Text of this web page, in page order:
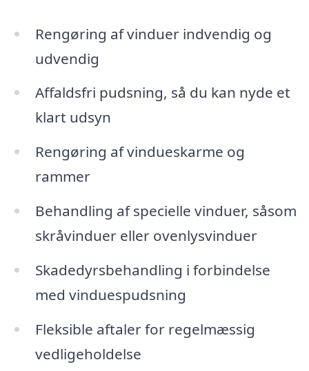
Rengøring af vinduer indvendig og
udvendig
Affaldsfri pudsning, så du kan nyde et
klart udsyn
Rengøring af vindueskarme og
rammer
Behandling af specielle vinduer, såsom
skråvinduer eller ovenlysvinduer
Skadedyrsbehandling i forbindelse
med vinduespudsning
Fleksible aftaler for regelmæssig
vedligeholdelse